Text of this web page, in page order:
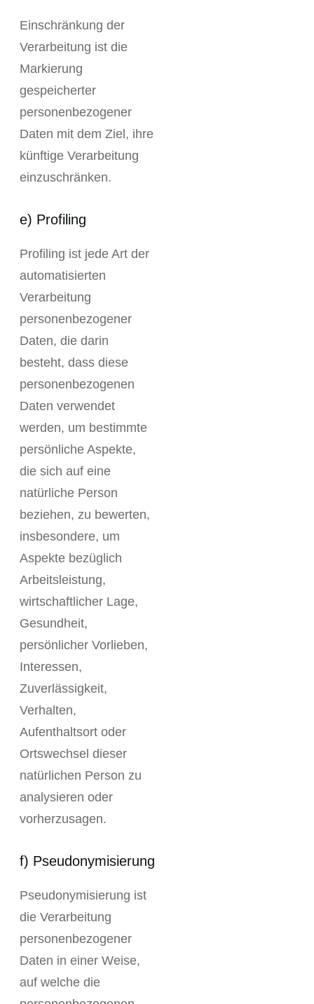
Einschränkung der
Verarbeitung ist die
Markierung
gespeicherter
personenbezogener
Daten mit dem Ziel, ihre
künftige Verarbeitung
einzuschränken.
e) Profiling
Profiling ist jede Art der
automatisierten
Verarbeitung
personenbezogener
Daten, die darin
besteht, dass diese
personenbezogenen
Daten verwendet
werden, um bestimmte
persönliche Aspekte,
die sich auf eine
natürliche Person
beziehen, zu bewerten,
insbesondere, um
Aspekte bezüglich
Arbeitsleistung,
wirtschaftlicher Lage,
Gesundheit,
persönlicher Vorlieben,
Interessen,
Zuverlässigkeit,
Verhalten,
Aufenthaltsort oder
Ortswechsel dieser
natürlichen Person zu
analysieren oder
vorherzusagen.
f) Pseudonymisierung
Pseudonymisierung ist
die Verarbeitung
personenbezogener
Daten in einer Weise,
auf welche die